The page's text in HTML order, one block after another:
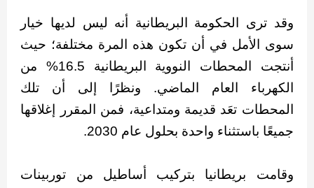
وقد ترى الحكومة البريطانية أنه ليس لديها خيار
سوى الأمل في أن تكون هذه المرة مختلفة؛ حيث
أنتجت المحطات النووية البريطانية 16.5% من
الكهرباء العام الماضي. ونظرًا إلى أن تلك
المحطات تعَد قديمة ومتداعية، فمن المقرر إغلاقها
جميعًا باستثناء واحدة بحلول عام 2030.
وقامت بريطانيا بتركيب أساطيل من توربينات